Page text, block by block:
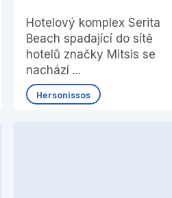
Hotelový komplex Serita
Beach spadající do sítě
hotelů značky Mitsis se
nachází ...
Hersonissos